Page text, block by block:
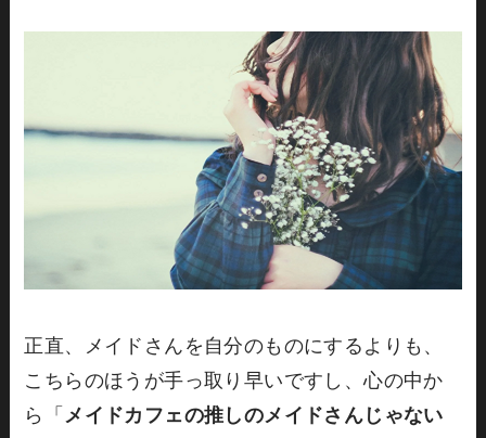
正直、メイドさんを自分のものにするよりも、
こちらのほうが手っ取り早いですし、心の中か
ら「 メイドカフェの推しのメイドさんじゃない